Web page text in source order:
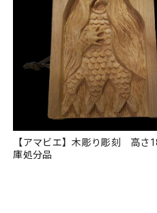
【アマビエ】木彫り彫刻 高
庫処分品